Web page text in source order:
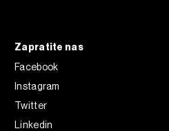
Zapratite nas
Facebook
Instagram
Twitter
Linkedin